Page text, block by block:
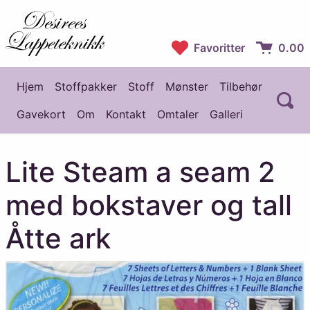
Desirees Lappeteknikk
Favoritter 0.00
Hovedmeny
Hjem Stoffpakker Stoff Mønster
Tilbehør
Gavekort
Om Kontakt Omtaler Galleri
Lite Steam a seam 2
med bokstaver og tall
Åtte ark